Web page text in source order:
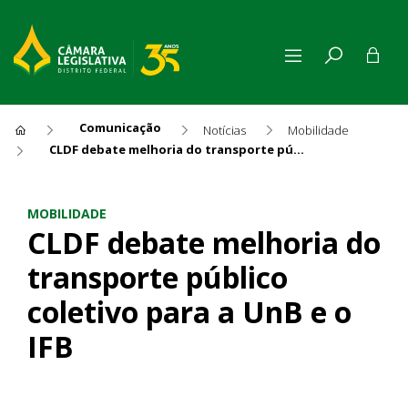
Comunicação Notícias
Mobilidade
CLDF debate melhoria do transporte público coletivo para a UnB e o IFB
MOBILIDADE
CLDF debate melhoria do
transporte público
coletivo para a UnB e o
IFB